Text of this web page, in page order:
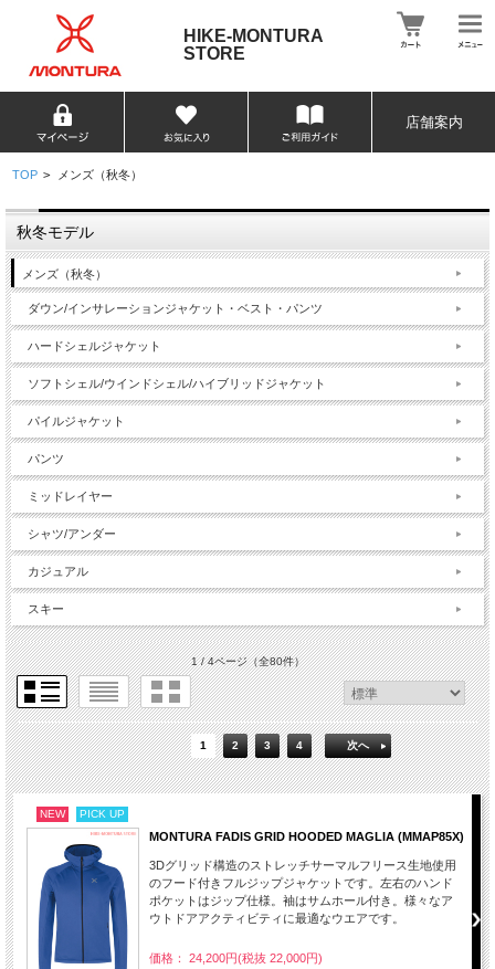
HIKE-MONTURA
STORE
店舗案内
TOP > メンズ（秋冬）
秋冬モデル
メンズ（秋冬）
ダウン/インサレーションジャケット・ベスト・パンツ
ハードシェルジャケット
ソフトシェル/ウインドシェル/ハイブリッドジャケット
パイルジャケット
パンツ
ミッドレイヤー
シャツ/アンダー
カジュアル
スキー
1 / 4ページ（全80件）
1 2 3 4 次へ
NEW PICK UP
MONTURA FADIS GRID HOODED MAGLIA (MMAP85X)
3Dグリッド構造のストレッチサーマルフリース生地使用
のフード付きフルジップジャケットです。左右のハンド
ポケットはジップ仕様。袖はサムホール付き。様々なア
ウトドアアクティビティに最適なウエアです。
価格： 24,200円(税抜 22,000円)